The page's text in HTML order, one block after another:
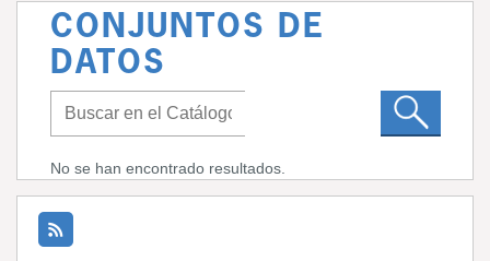
CONJUNTOS DE
DATOS
No se han encontrado resultados.